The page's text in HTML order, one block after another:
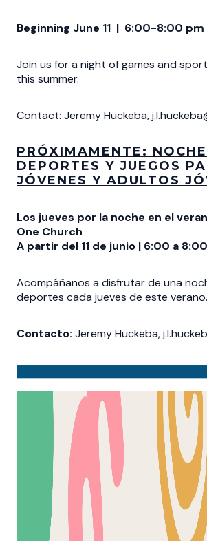
Beginning June 11 | 6:00-8:00
Join us for a night of games and
this summer.
Contact: Jeremy Huckeba,
PRÓXIMAMENTE:
DEPORTES Y JUEGOS
JÓVENES Y ADULTOS
Los jueves por la noche en el
One Church
A partir del 11 de junio | 6:00 a
Acompáñanos a disfrutar de una
deportes cada jueves de este verano.
Contacto: Jeremy Huckeba,